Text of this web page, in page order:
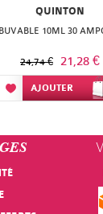
QUINTON
10ML 30
24,74 € 21,28 €
Ajouter à ma liste
AJOUTER